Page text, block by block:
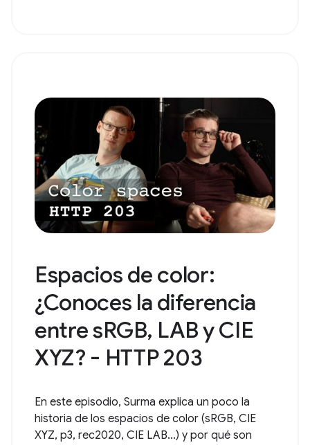
Espacios de color:
¿Conoces la diferencia
entre sRGB, LAB y CIE
XYZ? - HTTP 203
En este episodio, Surma explica un poco la
historia de los espacios de color (sRGB, CIE
XYZ, p3, rec2020, CIE LAB...) y por qué son